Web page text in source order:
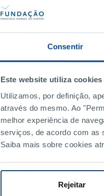
Consentir
Este website utiliza cookies
Utilizamos, por definição,
através do mesmo. Ao
melhor experiência de
serviços, de acordo com as
Saiba mais sobre cookies
Rejeitar